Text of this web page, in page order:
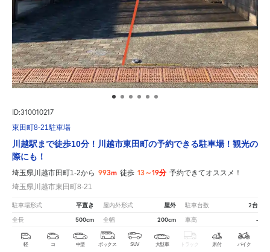
ID:310010217
東田町8-21駐車場
川越駅まで徒歩10分！川越市東田町の予約できる駐車場！観光の
際にも！
埼玉県川越市田町1-2から 993m 徒歩 13～19分 予約できてオススメ！
埼玉県川越市東田町8-21
駐車場形式 平置き 屋内外形式 屋外 駐車台数 2台
全長 500cm 全幅 200cm 車高 -
軽 コ 中型 ボックス SUV 大型車 トラック 原付 バイク